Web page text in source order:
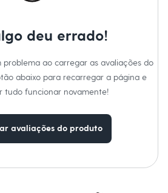
deu errado!
problema ao carregar as avaliações do
abaixo para recarregar a página e
tudo funcionar novamente!
avaliações do produto